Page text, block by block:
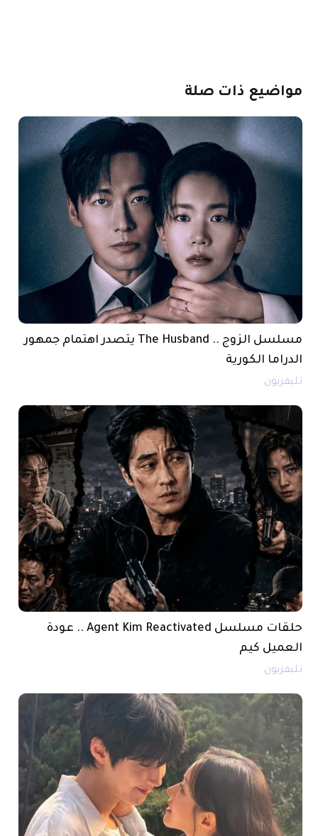
مواضيع ذات صلة
مسلسل الزوج .. The Husband يتصدر اهتمام جمهور
الدراما الكورية
تليفزيون
حلقات مسلسل Agent Kim Reactivated .. عودة
العميل كيم
تليفزيون